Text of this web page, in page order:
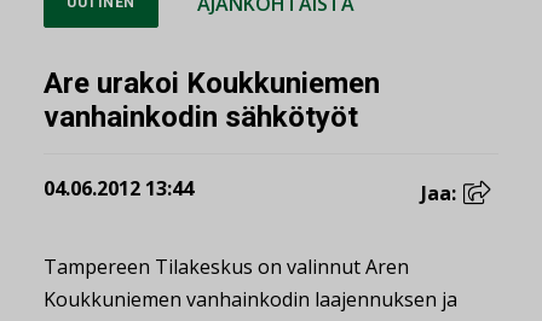
Are urakoi Koukkuniemen
vanhainkodin sähkötyöt
04.06.2012 13:44 Jaa:
Tampereen Tilakeskus on valinnut Aren
Koukkuniemen vanhainkodin laajennuksen ja